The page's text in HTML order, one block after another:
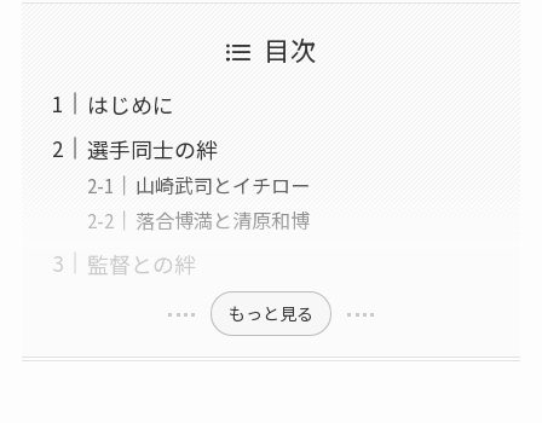
目次
はじめに
選手同士の絆
山崎武司とイチロー
落合博満と清原和博
監督との絆
もっと見る